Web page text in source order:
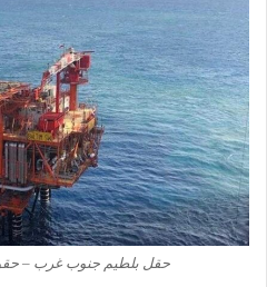
حقل بلطيم جنوب غرب – حقول